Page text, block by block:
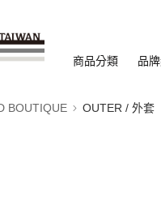
商品分類 品
BOUTIQUE OUTER / 外套